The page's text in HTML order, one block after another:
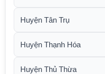
Huyện Tân Trụ
Huyện Thạnh Hóa
Huyện Thủ Thừa